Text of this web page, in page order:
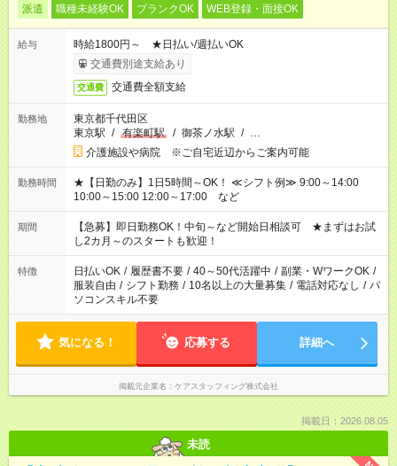
派遣 職種未経験OK ブランクOK WEB登録・面接OK
給与
時給1800円～ ★日払い/週払いOK
交通費別途支給あり
交通費 交通費全額支給
勤務地
東京都千代田区
東京駅 / 有楽町駅 / 御茶ノ水駅 / …
介護施設や病院 ※ご自宅近辺からご案内可能
勤務時間
★【日勤のみ】1日5時間～OK！ ≪シフト例≫ 9:00～14:00
10:00～15:00 12:00～17:00 など
期間
【急募】即日勤務OK！中旬～など開始日相談可 ★まずはお試
し2カ月～のスタートも歓迎！
特徴 日払いOK / 履歴書不要 / 40～50代活躍中 / 副業・WワークOK /
服装自由 / シフト勤務 / 10名以上の大量募集 / 電話対応なし / パ
ソコンスキル不要
気になる！ 応募する 詳細へ
掲載元企業名 ケアスタッフィング株式会社
掲載日：2026.08.05
未読